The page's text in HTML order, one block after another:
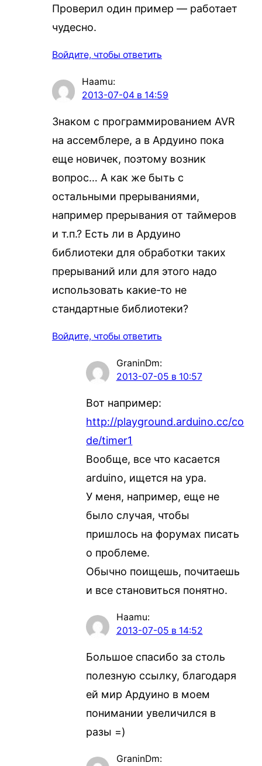
Проверил один пример — работает
чудесно.
Войдите, чтобы ответить
Haamu:
2013-07-04 в 14:59
Знаком с программированием AVR
на ассемблере, а в Ардуино пока
еще новичек, поэтому возник
вопрос… А как же быть с
остальными прерываниями,
например прерывания от таймеров
и т.п.? Есть ли в Ардуино
библиотеки для обработки таких
прерываний или для этого надо
использовать какие-то не
стандартные библиотеки?
Войдите, чтобы ответить
GraninDm:
2013-07-05 в 10:57
Вот например:
http://playground.arduino.cc/co
de/timer1
Вообще, все что касается
arduino, ищется на ура.
У меня, например, еще не
было случая, чтобы
пришлось на форумах писать
о проблеме.
Обычно поищешь, почитаешь
и все становиться понятно.
Haamu:
2013-07-05 в 14:52
Большое спасибо за столь
полезную ссылку, благодаря
ей мир Ардуино в моем
понимании увеличился в
разы =)
GraninDm: